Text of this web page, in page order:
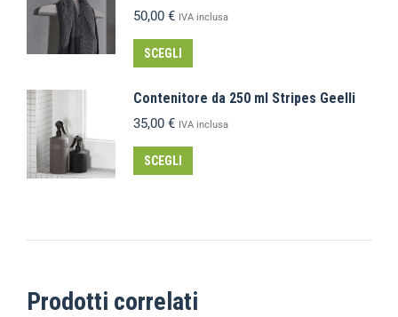
50,00 € IVA inclusa
SCEGLI
Contenitore da 250 ml Stripes Geelli
35,00 € IVA inclusa
SCEGLI
Prodotti correlati